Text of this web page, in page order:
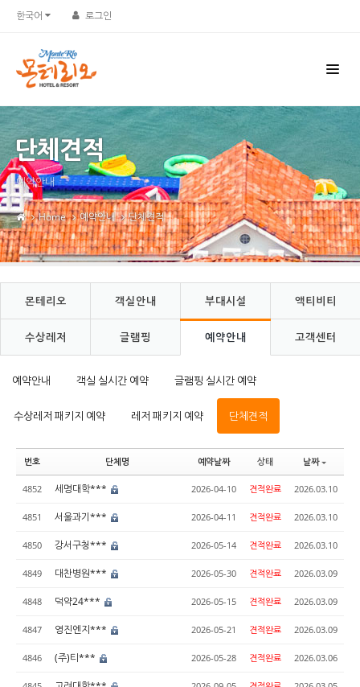
한국어 로그인
단체견적
예약안내
Home 예약안내 단체견적
몬테리오 객실안내 부대시설 액티비티
수상레저 글램핑 예약안내 고객센터
예약안내 객실 실시간 예약 글램핑 실시간 예약
수상레저 패키지 예약 레저 패키지 예약 단체견적
번호 단체명 예약날짜 상태 날짜
4852 세명대학*** 2026-04-10 견적완료 2026.03.10
4851 서울과기*** 2026-04-11 견적완료 2026.03.10
4850 강서구청*** 2026-05-14 견적완료 2026.03.10
4849 대찬병원*** 2026-05-30 견적완료 2026.03.09
4848 덕약24*** 2026-05-15 견적완료 2026.03.09
4847 영진엔지*** 2026-05-21 견적완료 2026.03.09
4846 (주)티*** 2026-05-28 견적완료 2026.03.06
Sketchbook5, 스케치북5